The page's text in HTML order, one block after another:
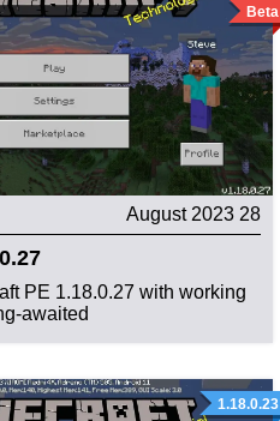
Beta
28 August 2023
PE 1.18.0.27 with working
awaited…
1.18.0.23